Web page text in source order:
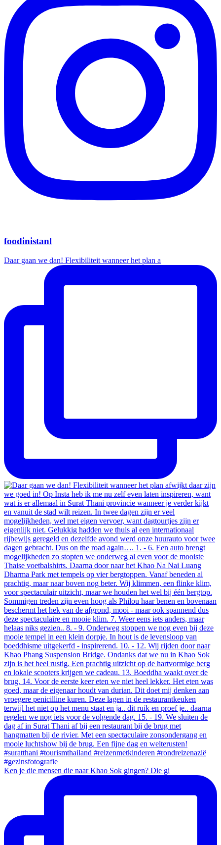
foodinistanl
Daar gaan we dan! Flexibiliteit wanneer het plan a
Ken je die mensen die naar Khao Sok gingen? Die gi